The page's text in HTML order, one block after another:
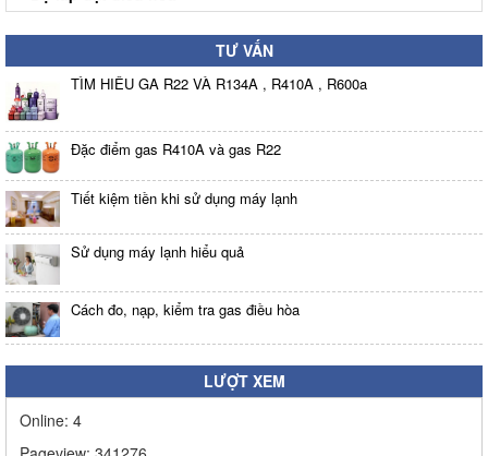
TƯ VẤN
TÌM HIỂU GA R22 VÀ R134A , R410A , R600a
Đặc điểm gas R410A và gas R22
Tiết kiệm tiền khi sử dụng máy lạnh
Sử dụng máy lạnh hiểu quả
Cách đo, nạp, kiểm tra gas điều hòa
LƯỢT XEM
Online: 4